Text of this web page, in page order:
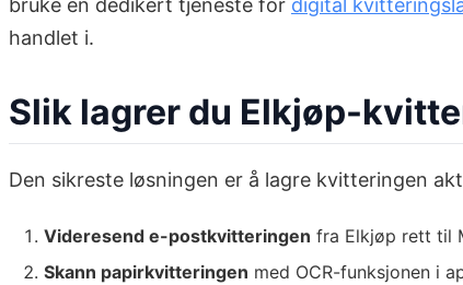
bruke en dedikert tjeneste for digital
handlet i.
Slik lagrer du Elkjøp-
Den sikreste løsningen er å lagre kvitteringen
Videresend e-postkvitteringen fra Elkjøp rett til
Skann papirkvitteringen med OCR-funksjonen i